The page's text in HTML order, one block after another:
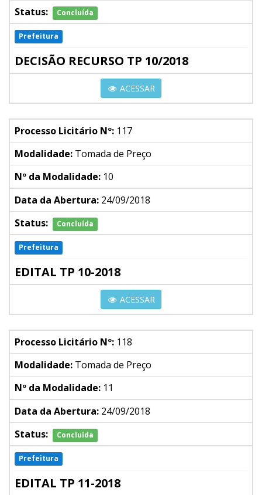
Status:
Concluída
Prefeitura
DECISÃO RECURSO TP 10/2018
ACESSAR
Processo Licitário Nº: 117
Modalidade: Tomada de Preço
Nº da Modalidade: 10
Data da Abertura: 24/09/2018
Status:
Concluída
Prefeitura
EDITAL TP 10-2018
ACESSAR
Processo Licitário Nº: 118
Modalidade: Tomada de Preço
Nº da Modalidade: 11
Data da Abertura: 24/09/2018
Status:
Concluída
Prefeitura
EDITAL TP 11-2018